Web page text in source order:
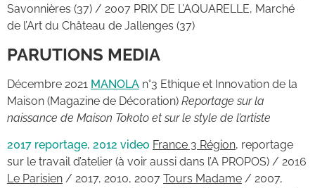
Savonnières (37) / 2007 PRIX DE L’AQUARELLE, Marché
de l’Art du Château de Jallenges (37)
PARUTIONS MEDIA
Décembre 2021 MANOLA n°3 Ethique et Innovation de la
Maison (Magazine de Décoration) Reportage sur la
naissance de Maison Tokoto et sur le style de l’artiste
2017 reportage, 2012 video France 3 Région, reportage
sur le travail d’atelier (à voir aussi dans l’A PROPOS) / 2016
Le Parisien / 2017, 2010, 2007 Tours Madame / 2007,